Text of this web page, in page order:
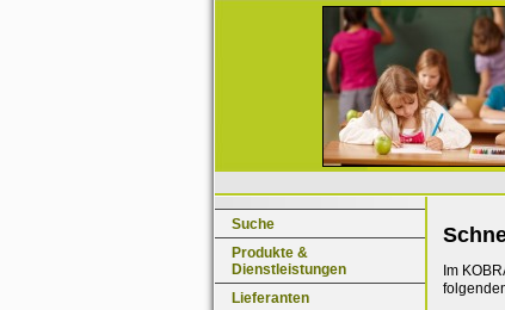
Suche
Produkte &
Dienstleistungen
Lieferanten
Im